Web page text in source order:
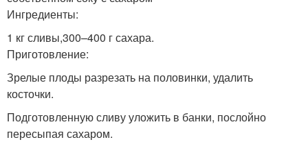
Ингредиенты:
1 кг сливы,300–400 г сахара.
Приготовление:
Зрелые плоды разрезать на половинки, удалить
косточки.
Подготовленную сливу уложить в банки, послойно
пересыпая сахаром.